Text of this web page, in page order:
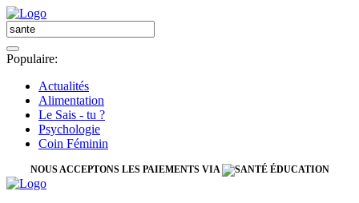
Populaire:
Actualités
Alimentation
Le Sais - tu ?
Psychologie
Coin Féminin
NOUS ACCEPTONS LES PAIEMENTS VIA